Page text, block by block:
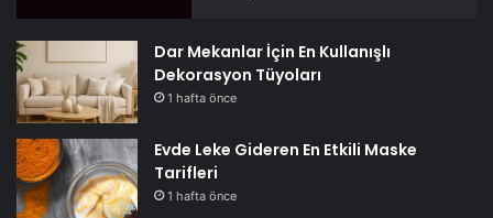
Dar Mekanlar İçin En Kullanışlı
Dekorasyon Tüyoları
1 hafta önce
Evde Leke Gideren En Etkili Maske
Tarifleri
1 hafta önce